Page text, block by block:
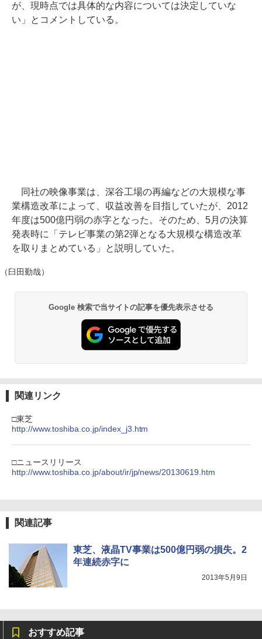
が、現時点では具体的な内容については決定していな
い」とコメントしている。
同社の映像事業は、深谷工場の再編などの大規模な事
業構造改革によって、収益改善を目指していたが、2012
年度は500億円弱の赤字となった。そのため、5月の決算
発表時に「テレビ事業の第2弾となる大規模な構造改革
を取りまとめている」と説明していた。
（臼田勤哉）
Google 検索で当サイトの記事を優先表示させる
関連リンク
□東芝
http://www.toshiba.co.jp/index_j3.htm
□ニュースリリース
http://www.toshiba.co.jp/about/ir/jp/news/20130619.htm
関連記事
東芝、液晶TV事業は500億円弱の損失。2
年連続赤字に
2013年5月9日
おすすめ記事